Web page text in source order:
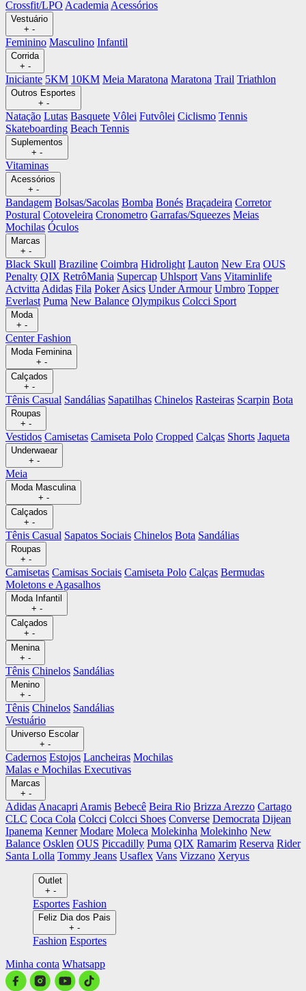
Crossfit/LPO Academia Acessórios
Vestuário
+ -
Feminino Masculino Infantil
Corrida
+ -
Iniciante 5KM 10KM Meia Maratona Maratona Trail Triathlon
Outros Esportes
+ -
Natação Lutas Basquete Vôlei Futvôlei Ciclismo Tennis
Skateboarding Beach Tennis
Suplementos
+ -
Vitaminas
Acessórios
+ -
Bandagem Bolsas/Sacolas Bomba Bonés Braçadeira Corretor
Postural Cotoveleira Cronometro Garrafas/Squeezes Meias
Mochilas Óculos
Marcas
+ -
Black Skull Braziline Coimbra Hidrolight Lauton New Era OUS
Penalty QIX RetrôMania Supercap Uhlsport Vans Vitaminlife
Actvitta Adidas Fila Poker Asics Under Armour Umbro Topper
Everlast Puma New Balance Olympikus Colcci Sport
Moda
+ -
Center Fashion
Moda Feminina
+ -
Calçados
+ -
Tênis Casual Sandálias Sapatilhas Chinelos Rasteiras Scarpin Bota
Roupas
+ -
Vestidos Camisetas Camiseta Polo Cropped Calças Shorts Jaqueta
Underwaear
+ -
Meia
Moda Masculina
+ -
Calçados
+ -
Tênis Casual Sapatos Sociais Chinelos Bota Sandálias
Roupas
+ -
Camisetas Camisas Sociais Camiseta Polo Calças Bermudas
Moletons e Agasalhos
Moda Infantil
+ -
Calçados
+ -
Menina
+ -
Tênis Chinelos Sandálias
Menino
+ -
Tênis Chinelos Sandálias
Vestuário
Universo Escolar
+ -
Cadernos Estojos Lancheiras Mochilas
Malas e Mochilas Executivas
Marcas
+ -
Adidas Anacapri Aramis Bebecê Beira Rio Brizza Arezzo Cartago
CLC Coca Cola Colcci Colcci Shoes Converse Democrata Dijean
Ipanema Kenner Modare Moleca Molekinha Molekinho New
Balance Osklen OUS Piccadilly Puma QIX Ramarim Reserva Rider
Santa Lolla Tommy Jeans Usaflex Vans Vizzano Xeryus
Outlet
+ -
Esportes Fashion
Feliz Dia dos Pais
+ -
Fashion Esportes
Minha conta Whatsapp